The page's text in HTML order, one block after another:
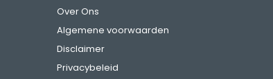
Over Ons
Algemene voorwaarden
Disclaimer
Privacybeleid